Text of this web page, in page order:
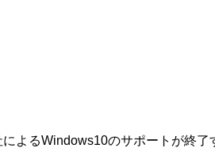
よるWindows10のサポートが終